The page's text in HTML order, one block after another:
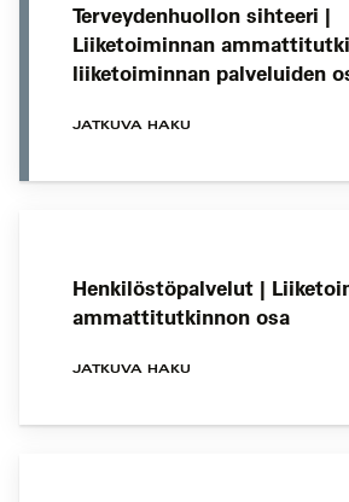
Terveydenhuollon sihteeri |
Liiketoiminnan
liiketoiminnan palveluiden
JATKUVA HAKU
Henkilöstöpalvelut |
ammattitutkinnon osa
JATKUVA HAKU